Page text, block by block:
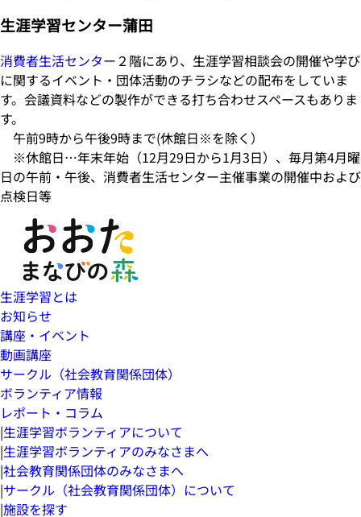
生涯学習センター蒲田
消費者生活センター ２階にあり、生涯学習相談会の開催や学び
に関するイベント・団体活動のチラシなどの配布をしていま
す。会議資料などの製作ができる打ち合わせスペースもありま
す。
午前9時から午後9時まで(休館日※を除く）
※休館日…年末年始（12月29日から1月3日）、毎月第4月曜
日の午前・午後、消費者生活センター主催事業の開催中および
点検日等
生涯学習とは
お知らせ
講座・イベント
動画講座
サークル（社会教育関係団体）
ボランティア情報
レポート・コラム
|生涯学習ボランティアについて
|生涯学習ボランティアのみなさまへ
|社会教育関係団体のみなさまへ
|サークル（社会教育関係団体）について
|施設を探す